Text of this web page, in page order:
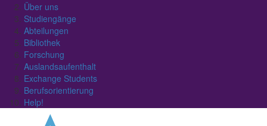
Über uns
Studiengänge
Abteilungen
Bibliothek
Forschung
Auslandsaufenthalt
Exchange Students
Berufsorientierung
Help!